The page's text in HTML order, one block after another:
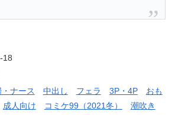
18
ナース 中出し フェラ 3P・4P
おも
成人向け コミケ99（2021冬）
潮吹き